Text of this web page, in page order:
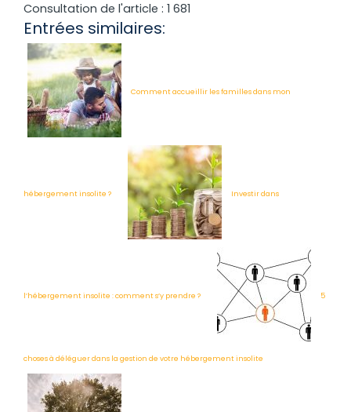
Consultation de l'article : 1 681
Entrées similaires:
Comment accueillir les familles dans mon
hébergement insolite ? Investir dans
l’hébergement insolite : comment s’y prendre ? 5
choses à déléguer dans la gestion de votre hébergement insolite